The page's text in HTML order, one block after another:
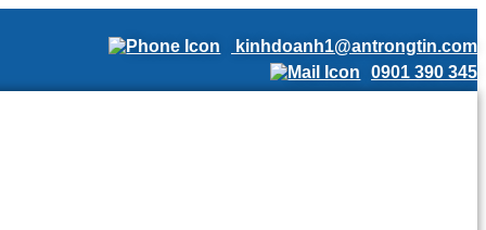
kinhdoanh1@antrongtin.com
0901 390 345